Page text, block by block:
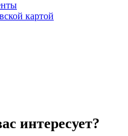
картой
интересует?